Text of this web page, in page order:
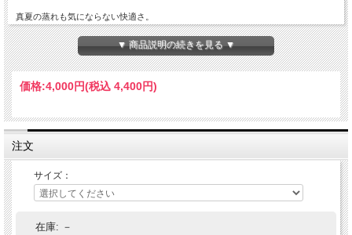
真夏の蒸れも気にならない快適さ。
ブルーの無地は、誰でも自然に似合い、
ちょっとした外出にも違和感なく使えます。
ノンワイヤーの柔らかなツバが顔周りを
さりげなく引き締め、小顔に見せる効果も。
後ろにはゴムを入れているので、ふわっと被れて
ずれにくく、毎日被る帽子として安心です。
▼ 商品説明の続きを見る ▼
価格:4,000円(税込 4,400円)
注文
サイズ：
在庫: －